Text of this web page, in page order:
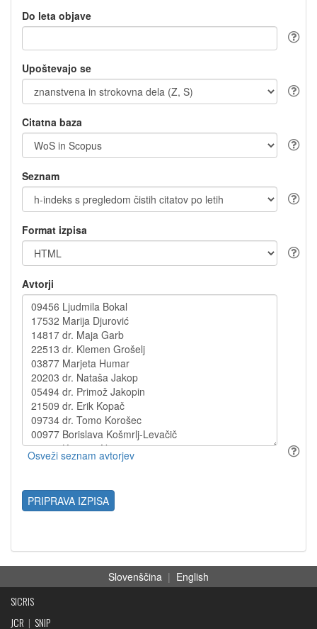
Do leta objave
Upoštevajo se
Citatna baza
Seznam
Format izpisa
Avtorji
PRIPRAVA IZPISA
Slovenščina | English
SICRIS
JCR | SNIP